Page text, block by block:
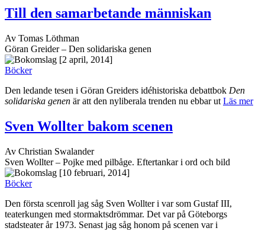
Till den samarbetande människan
Av Tomas Löthman
Göran Greider – Den solidariska genen
[2 april, 2014]
Böcker
Den ledande tesen i Göran Greiders idéhistoriska debattbok Den
solidariska genen är att den nyliberala trenden nu ebbar ut Läs mer
Sven Wollter bakom scenen
Av Christian Swalander
Sven Wollter – Pojke med pilbåge. Eftertankar i ord och bild
[10 februari, 2014]
Böcker
Den första scenroll jag såg Sven Wollter i var som Gustaf III,
teaterkungen med stormaktsdrömmar. Det var på Göteborgs
stadsteater år 1973. Senast jag såg honom på scenen var i